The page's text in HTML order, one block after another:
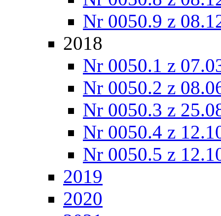
Nr 0050.9 z
2018
Nr 0050.1 z
Nr 0050.2 z
Nr 0050.3 z
Nr 0050.4 z
Nr 0050.5 z
2019
2020